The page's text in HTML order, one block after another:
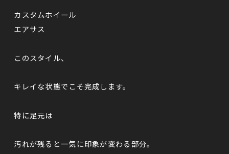
カスタムホイール
エアサス
このスタイル、
キレイな状態でこそ完成します。
特に足元は
汚れが残ると一気に印象が変わる部分。